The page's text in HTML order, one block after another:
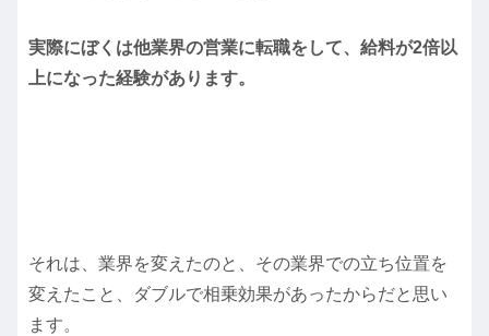
実際にぼくは他業界の営業に転職をして、給料が2倍以
上になった経験があります。
それは、業界を変えたのと、その業界での立ち位置を
変えたこと、ダブルで相乗効果があったからだと思い
ます。